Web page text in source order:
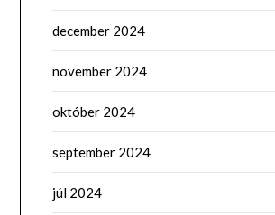
december 2024
november 2024
október 2024
september 2024
júl 2024